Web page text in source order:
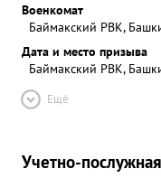
Военкомат
Баймакский РВК,
Дата и место призыва
Баймакский РВК,
Ещё
Учетно-